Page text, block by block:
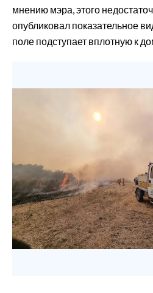
мнению мэра, этого
опубликовал показательное
поле подступает вплотную к